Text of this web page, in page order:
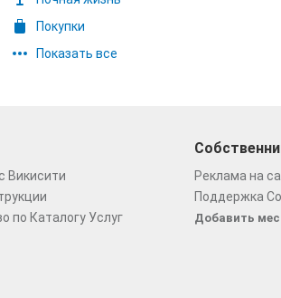
Покупки
Показать все
Викисити
по Каталогу Услуг
Реклама на
Поддержка
Добавить